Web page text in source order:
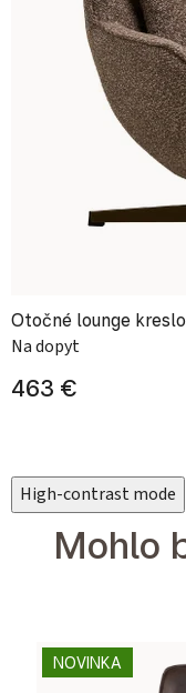
Otočné lounge
Na dopyt
463 €
High-contrast mode
Mohlo
NOVINKA